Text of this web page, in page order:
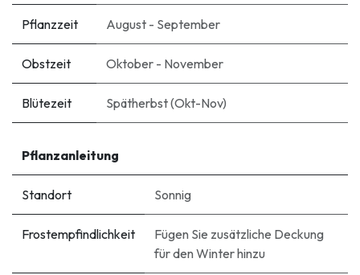
Pflanzzeit August - September
Obstzeit Oktober - November
Blütezeit Spätherbst (Okt-Nov)
Pflanzanleitung
Standort Sonnig
Frostempfindlichkeit
Fügen Sie zusätzliche Deckung
für den Winter hinzu